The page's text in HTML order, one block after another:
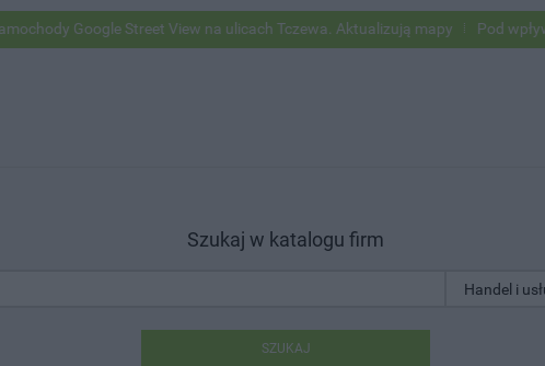
Google Street View na ulicach Tczewa. Aktualizują mapy Pod wpływem
Szukaj w katalogu firm
SZUKAJ